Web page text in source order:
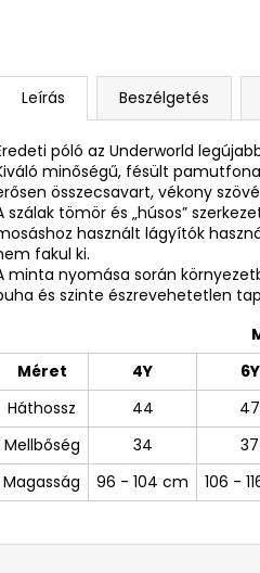
Leírás Beszélgetés
póló az Underworld
minőségű, fésült
összecsavart, vékony
szálak tömör és „húsos”
használt lágyítók
fakul ki.
minta nyomása során
és szinte észrevehetetlen
Méret
4Y 6Y
Háthossz
44 47
Mellbőség
34 37
Magasság
96 - 104 cm 106 -